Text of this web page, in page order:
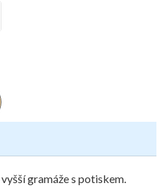
vyšší gramáže s potiskem.